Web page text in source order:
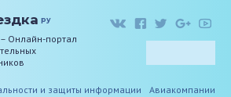
ру
Онлайн-портал
и защиты информации Авиакомпании